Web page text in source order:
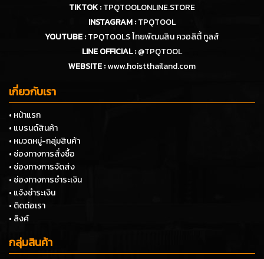
TIKTOK :TPQTOOLONLINE.STORE
INSTAGRAM :TPQTOOL
YOUTUBE :TPQTOOLS ไทยพัฒนสิน ควอลิตี้ ทูลส์
LINE OFFICIAL :@TPQTOOL
WEBSITE :www.hoistthailand.com
เกี่ยวกับเรา
• หน้าแรก
• แบรนด์สินค้า
• หมวดหมู่-กลุ่มสินค้า
• ช่องทางการสั่งซื้อ
• ช่องทางการจัดส่ง
• ช่องทางการชำระเงิน
• แจ้งชำระเงิน
• ติดต่อเรา
• ลิงค์
กลุ่มสินค้า